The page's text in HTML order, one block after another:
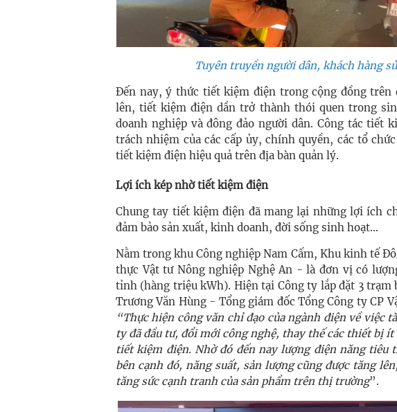
Tuyên truyền người dân, khách hàng
Đến nay, ý thức tiết kiệm điện trong cộng đồng trên
lên, tiết kiệm điện dần trở thành thói quen trong
doanh nghiệp và đông đảo người dân. Công tác tiết
trách nhiệm của các cấp ủy, chính quyền, các tổ
tiết kiệm điện hiệu quả trên địa bàn quản lý.
Lợi ích kép nhờ tiết kiệm điện
Chung tay tiết kiệm điện đã mang lại những lợi ích
đảm bảo sản xuất, kinh doanh, đời sống sinh hoạt...
Nằm trong khu Công nghiệp Nam Cấm, Khu kinh tế
thực Vật tư Nông nghiệp Nghệ An - là đơn vị có
tỉnh (hàng triệu kWh). Hiện tại Công ty lắp đặt 3 trạm
Trương Văn Hùng - Tổng giám đốc Tổng Công ty CP
“Thực hiện công văn chỉ đạo của ngành điện về việc
ty đã đầu tư, đổi mới công nghệ, thay thế các thiết bị
tiết kiệm điện. Nhờ đó đến nay lượng điện năng tiêu
bên cạnh đó, năng suất, sản lượng cũng được tăng
tăng sức cạnh tranh của sản phẩm trên thị trường”.